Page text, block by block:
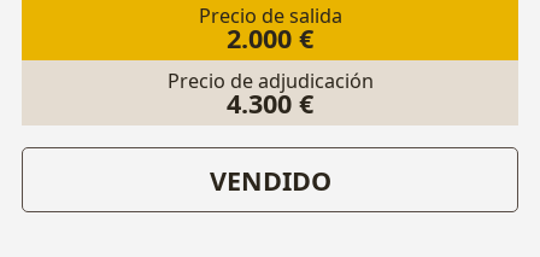
Precio de salida
2.000 €
Precio de adjudicación
4.300 €
VENDIDO